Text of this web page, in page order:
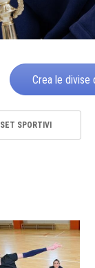
Crea le divise
SET SPORTIVI